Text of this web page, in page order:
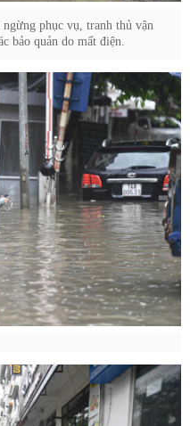
phục vụ, tranh thủ vận
bảo quản do mất điện.